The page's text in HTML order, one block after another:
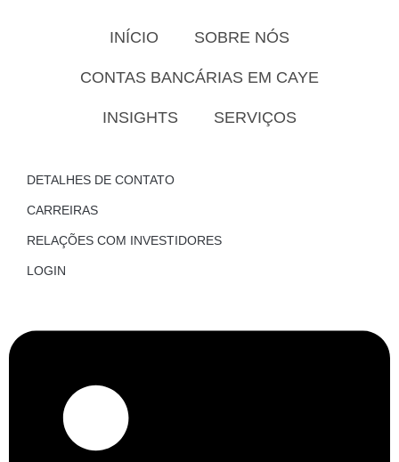
INÍCIO SOBRE NÓS
CONTAS BANCÁRIAS EM CAYE
INSIGHTS SERVIÇOS
DETALHES DE CONTATO
CARREIRAS
RELAÇÕES COM INVESTIDORES
LOGIN